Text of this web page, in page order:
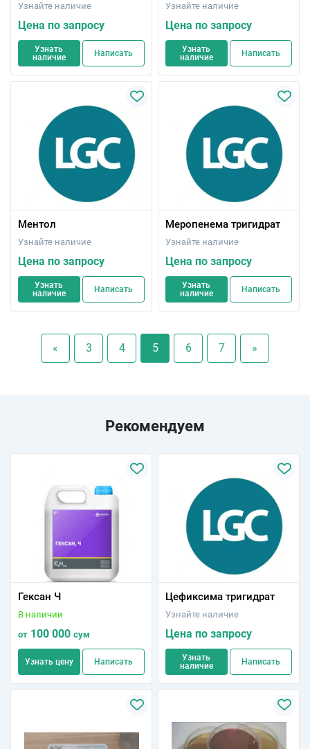
Узнайте наличие
Цена по запросу
Узнать
наличие
Написать
Узнайте наличие
Цена по запросу
Узнать
наличие
Написать
Ментол
Узнайте наличие
Цена по запросу
Узнать
наличие
Написать
Меропенема тригидрат
Узнайте наличие
Цена по запросу
Узнать
наличие
Написать
« 3 4 5 6 7 »
Рекомендуем
Гексан Ч
В наличии
от 100 000 сум
Узнать цену Написать
Цефиксима тригидрат
Узнайте наличие
Цена по запросу
Узнать
наличие
Написать